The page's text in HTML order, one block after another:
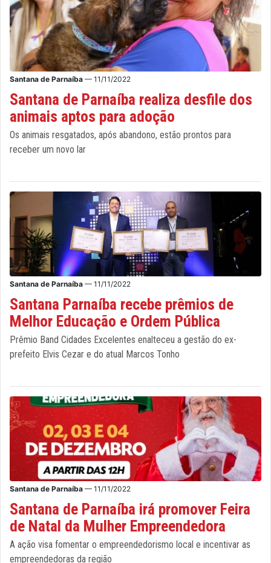
Santana de Parnaíba — 11/11/2022
Santana de Parnaíba realiza desfile dos
animais aptos para adoção
Os animais resgatados, após abandono, estão prontos para
receber um novo lar
Santana de Parnaíba — 11/11/2022
Santana Parnaíba recebe prêmios de
Melhor Educação e Ordem Pública
Prêmio Band Cidades Excelentes enalteceu a gestão do ex-
prefeito Elvis Cezar e do atual Marcos Tonho
Santana de Parnaíba — 11/11/2022
Santana de Parnaíba irá promover Feira
de Natal da Mulher Empreendedora
A ação visa fomentar o empreendedorismo local e incentivar as
empreendedoras da região